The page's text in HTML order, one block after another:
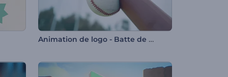
Animation de logo - Batte de baseball